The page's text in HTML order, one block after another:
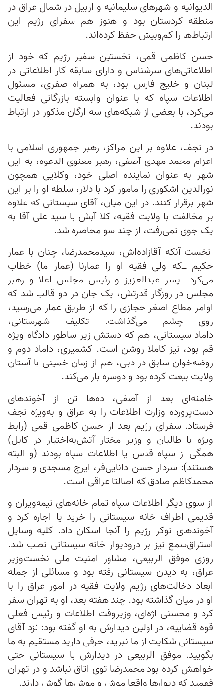
الدیوانیه و شهرهای سلیمانیه و اربیل در شمال عراق در
منطقه کردستان بود و هنوز هم سفرای رژیم این
ارتباط‌ها را کم‌وبیش حفظ کرده‌اند.
حسن کاظمی قمی، نخستین سفیر رژیم که خود از
اطلاعاتی‌های سرشناس و دارای سابقه کار اطلاعاتی در
لبنان و خلیج فارس بود، به همراه صفری، مسئول
اطلاعات سپاه که با عنوان وابسته بازرگانی فعالیت
می‌کرد، با بعضی از شبکه‌های سه ارگان مذکور در ارتباط
بودند.
در نجف، علاوه بر این مراکز، رهبر جمهوری اسلامی با
اعزام محمد مهدی آصفی، رهبر معنوی الدعوه، به این
شهر به عنوان نماینده اصلی خود، وکلایی همچون
نورالدین اشکوری را مامور کرد با دلار، سلطه او را بر این
شهر برقرار کنند. در این میان، آقای سیستانی که علاوه
بر مخالفت با ولایت فقیه، کلا آبش با سید علی آقا به
یک جوی نمی‌رفت، از چند سو محاصره شد.
نخست آنکه آقازاده‌اش، سیدمحمدرضا، چنان با عمار
حکیم ــ‌که ولی فقیه او را عمارنا (عمار ما) خطاب
می‌کردــ پسر عبدالعزیز و رئیس مجلس اعلا و رهبر
مجلس در روزگار قدرتش، یک جان در دو قالب شد که
اوامر مطاع اصغر حجازی را که از طریق عمار می‌رسید،
روی چشم می‌گذاشت. تکلیف شهرستانی،
داماد سیستانی، هم که دستش زیر ساطور دادگاه ویژه
قم بود، نیز کاملا روشن است. کشمیری، داماد دوم و
روضه‌خوان سابق در دبی، هم از زمان خمینی با آستان
ولایت بیعت کرده بود و دوسره بار می‌کند.
خامنه‌ای بعد از آصفی، ده‌ها تن از آخوندهای
دست‌پرورده وزارت اطلاعات را به عراق و به‌ویژه نجف
فرستاد. سفرای رژیم بعد از حسن کاظمی قمی (رابط
ویژه با طالبان و وزیر مختار آتش‌به‌اختیار در کابل)
همگی از سپاه قدس یا اطلاعات سپاه بودند (و البته
هستند): سردار حسن دانایی‌فر، ایرج مسجدی و سردار
محمدکاظم صادق که اصالتا عراقی است.
از سوی دیگر اطلاعات سپاه تمام خانه‌های نیمه‌ویران و
قدیمی اطراف خانه سیستانی را خرید یا اجاره کرد و
آخوندهای نوکر رژیم را آنجا اسکان داد. کلیه وسایل
استراق‌سمع نیز بر درودیوار خانه سیستانی نصب شد.
روزی موفق الربیعی، مشاور امنیت ملی نخست‌وزیر
عراق، به دیدن سیستانی رفته بود و مسائلی از جمله
ابعاد دخالت‌های رژیم ولایت فقیه در امور عراق را با
او در میان گذاشته بود. چند هفته بعد، او به تهران سفر
کرد و محسنی اژه‌ای، وزیروقت اطلاعات و رئیس فعلی
قوه قضاییه، در اولین دیدارش به او گفته بود: نزد آقای
سیستانی شکایت از ما نبرید، حرفی دارید مستقیم به ما
بگویید. موفق الربیعی در دیدارش با سیستانی حتی
خواهش کرده بود محمدرضا توی اتاق نباشد و در تهران